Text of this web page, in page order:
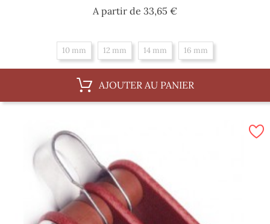
A partir de 33,65 €Prix
10 mm 12 mm 14 mm 16 mm
AJOUTER AU PANIER